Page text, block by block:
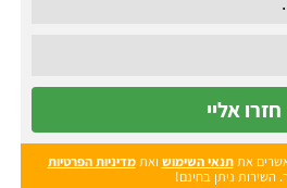
חזרו אליי
אתתנאי השימוש ואתמדיניות הפרטיות
השירות ניתן בחינם!